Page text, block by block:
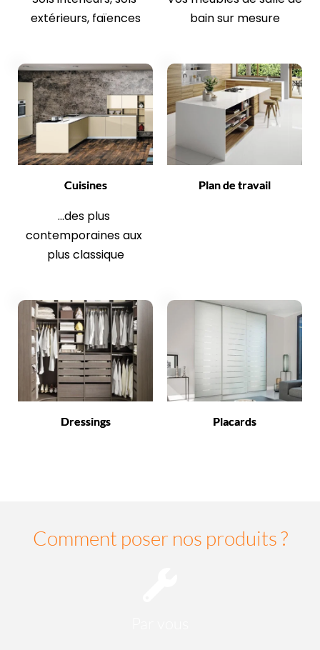
extérieurs, faïences
bain sur mesure
Cuisines
...des plus
contemporaines aux
plus classique
Plan de travail
Dressings Placards
Comment poser nos produits ?